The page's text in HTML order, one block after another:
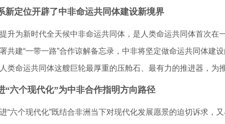
新定位开辟了中非命运共同体建设新境界
为新时代全天候中非命运共同体，是人类命运共同体首次在
共建“一带一路”合作谅解备忘录，中非将坚定做命运共同体建
类命运共同体这艘巨轮最厚重的压舱石、最有力的推进器，为
“六个现代化”为中非合作指明方向路径
个现代化”既结合非洲当下对现代化发展愿景的迫切诉求，又